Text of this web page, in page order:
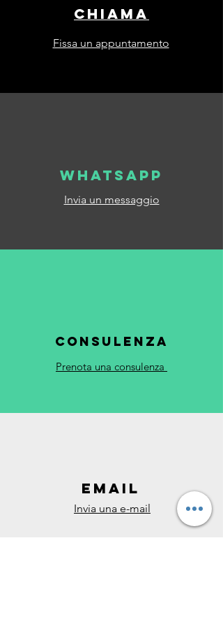
chiamA
Fissa un appuntamento
Whatsapp
Invia un messaggio
CONSULENZA
Prenota una consulenza
Email
Invia una e-mail